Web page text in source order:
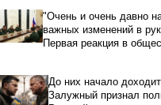
"Очень и очень давно
важных изменений в
Первая реакция в
До них начало
Залужный признал